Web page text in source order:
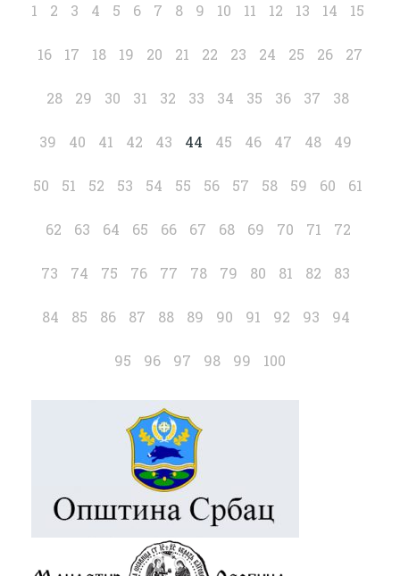
1 2 3 4 5 6 7 8 9 10 11 12 13 14 15
16 17 18 19 20 21 22 23 24 25 26 27
28 29 30 31 32 33 34 35 36 37 38
39 40 41 42 43 44 45 46 47 48 49
50 51 52 53 54 55 56 57 58 59 60 61
62 63 64 65 66 67 68 69 70 71 72
73 74 75 76 77 78 79 80 81 82 83
84 85 86 87 88 89 90 91 92 93 94
95 96 97 98 99 100